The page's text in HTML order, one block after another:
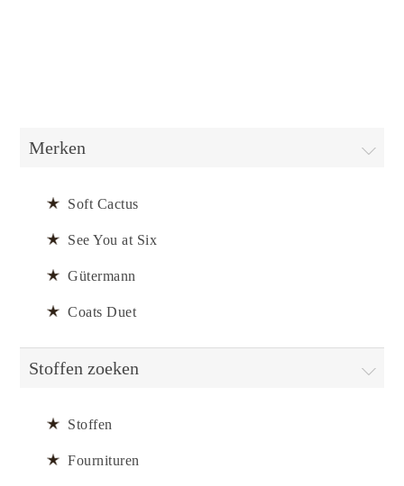
Merken
Soft Cactus
See You at Six
Gütermann
Coats Duet
Stoffen zoeken
Stoffen
Fournituren